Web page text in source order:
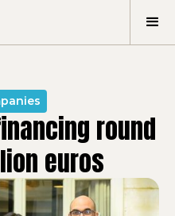
round
euros